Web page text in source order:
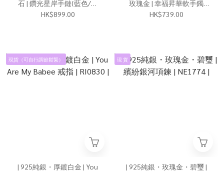
石 | 鑽光星岸手鏈(藍色/綠
色) | BR1349 |
HK$899.00
玫瑰金 | 幸福昇華軟手鐲
2.0(銀/玫瑰金) | BR1331 |
HK$739.00
現貨（可自行調節鬆緊）
| 925純銀・厚鍍白金 | You
現 貨
| 925純銀・玫瑰金・碧璽 |